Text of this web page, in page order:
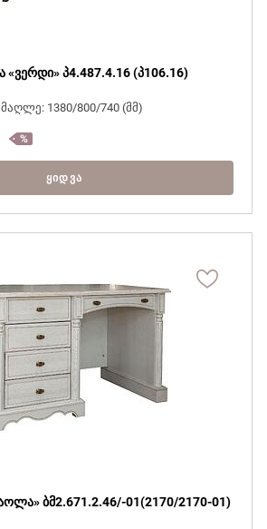
პ4.487.4.16 (პ106.16)
1380/800/740 (მმ)
ᲧᲘᲓᲕᲐ
ბმ2.671.2.46/-01(2170/2170-01)